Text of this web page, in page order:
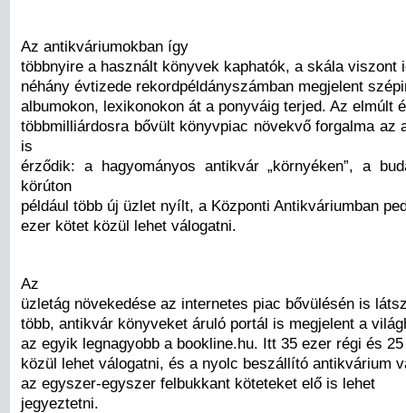
Az antikváriumokban így
többnyire a használt könyvek kaphatók, a skála viszont
néhány évtizede rekordpéldányszámban megjelent
albumokon, lexikonokon át a ponyváig terjed. Az elmúlt
többmilliárdosra bővült könyvpiac növekvő forgalma az
is
érződik: a hagyományos antikvár „környéken”, a
körúton
például több új üzlet nyílt, a Központi Antikváriumban
ezer kötet közül lehet válogatni.
Az
üzletág növekedése az internetes piac bővülésén is
több, antikvár könyveket áruló portál is megjelent a
az egyik legnagyobb a bookline.hu. Itt 35 ezer régi és
közül lehet válogatni, és a nyolc beszállító antikvárium
az egyszer-egyszer felbukkant köteteket elő is lehet
jegyeztetni.